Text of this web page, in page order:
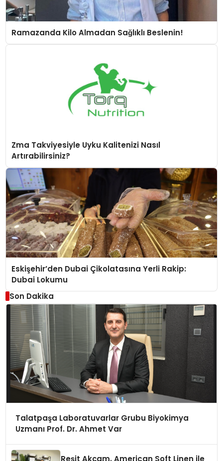
Ramazanda Kilo Almadan Sağlıklı Beslenin!
Zma Takviyesiyle Uyku Kalitenizi Nasıl
Artırabilirsiniz?
Eskişehir’den Dubai Çikolatasına Yerli Rakip:
Dubai Lokumu
Son Dakika
Talatpaşa Laboratuvarlar Grubu Biyokimya
Uzmanı Prof. Dr. Ahmet Var
Reşit Akçam, American Soft Linen ile